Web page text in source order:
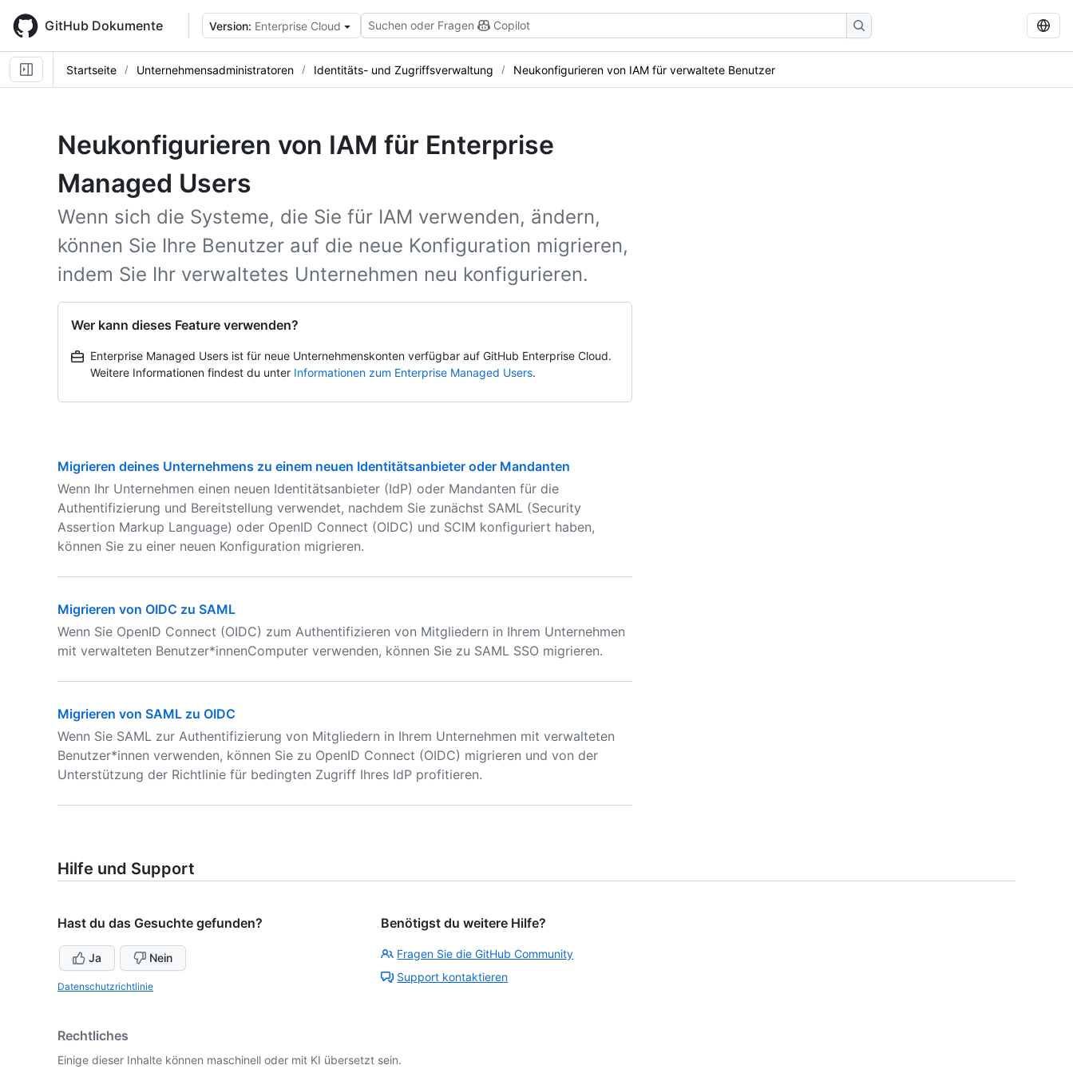
main
content
GitHub Dokumente Version: Enterprise Cloud Suchen oder Fragen Copilot
Startseite Unternehmensadministratoren Identitäts- und Zugriffsverwaltung Neukonfigurieren von IAM für verwaltete Benutzer
Neukonfigurieren von IAM für Enterprise
Managed Users
Wenn sich die Systeme, die Sie für IAM verwenden, ändern,
können Sie Ihre Benutzer auf die neue Konfiguration migrieren,
indem Sie Ihr verwaltetes Unternehmen neu konfigurieren.
Wer kann dieses Feature verwenden?
Enterprise Managed Users ist für neue Unternehmenskonten verfügbar auf GitHub Enterprise Cloud.
Weitere Informationen findest du unter Informationen zum Enterprise Managed Users.
Migrieren deines Unternehmens zu einem neuen Identitätsanbieter oder Mandanten
Wenn Ihr Unternehmen einen neuen Identitätsanbieter (IdP) oder Mandanten für die
Authentifizierung und Bereitstellung verwendet, nachdem Sie zunächst SAML (Security
Assertion Markup Language) oder OpenID Connect (OIDC) und SCIM konfiguriert haben,
können Sie zu einer neuen Konfiguration migrieren.
Migrieren von OIDC zu SAML
Wenn Sie OpenID Connect (OIDC) zum Authentifizieren von Mitgliedern in Ihrem Unternehmen
mit verwalteten Benutzer*innenComputer verwenden, können Sie zu SAML SSO migrieren.
Migrieren von SAML zu OIDC
Wenn Sie SAML zur Authentifizierung von Mitgliedern in Ihrem Unternehmen mit verwalteten
Benutzer*innen verwenden, können Sie zu OpenID Connect (OIDC) migrieren und von der
Unterstützung der Richtlinie für bedingten Zugriff Ihres IdP profitieren.
Hilfe und Support
Hast du das Gesuchte gefunden?
Ja Nein
Datenschutzrichtlinie
Benötigst du weitere Hilfe?
Fragen Sie die GitHub Community
Support kontaktieren
Rechtliches
Einige dieser Inhalte können maschinell oder mit KI übersetzt sein.